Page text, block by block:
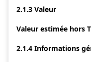
2.1.3 Valeur
Valeur estimée hors
2.1.4 Informations